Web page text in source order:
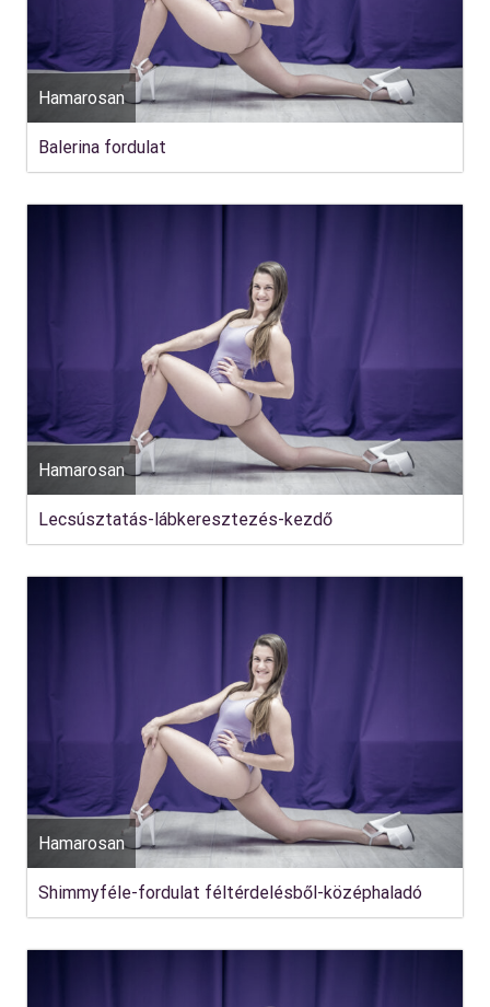
Hamarosan
Balerina fordulat
Hamarosan
Lecsúsztatás-lábkeresztezés-kezdő
Hamarosan
Shimmyféle-fordulat féltérdelésből-középhaladó